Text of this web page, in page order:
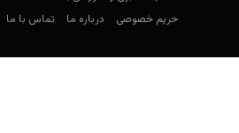
حریم خصوصی
درباره ما تماس با ما